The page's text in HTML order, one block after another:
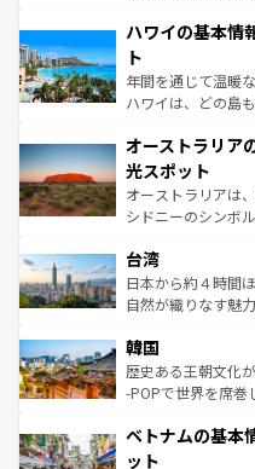
着のスイス情報は
のような巨大都市
ンメントが詰まっ
西部には大自然が
ストーン国立公園
文化が魅力。旅行
しみながら、その
るだろう。車での
ならではの贅沢な旅のスタイ
情報は コンテンツ
ハワイの基本情
ト
年間を通じて温暖
ハワイは、どの島
ワイ島は見逃せな
島だが、静かな自
おすすめ。エメラ
文化や歴史が息づ
人々、おいしいロ
ク、伝統的なフラ
っている。訪れる
はコンテンツ一覧
オーストラリア
光スポット
オーストラリアは
シドニーのシンボ
リアリーフや大陸
ク）、タスマニア
ど、見どころがた
いる。アクティビ
ビング、ハイキン
い。オーストラリ
参照してほしい。
台湾
日本から約４時間
自然が織りなす魅
ン）、静ひつな山
と山間の静けさが
驚きをもたらして
容にもいいと評判
韓国
歴史ある王朝文化
-POPで世界を席巻
き、地方に足を延
できる。そして、
ベトナムの基本
ット